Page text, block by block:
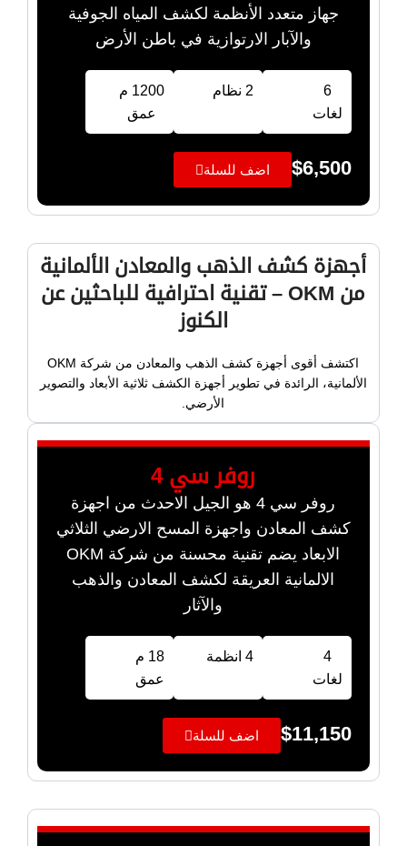
جهاز متعدد الأنظمة لكشف المياه الجوفية
والآبار الارتوازية في باطن الأرض
6
لغات
2 نظام
1200 م
عمق
$6,500 اضف للسلة
أجهزة كشف الذهب والمعادن الألمانية
من OKM – تقنية احترافية للباحثين عن
الكنوز
اكتشف أقوى أجهزة كشف الذهب والمعادن من شركة OKM
الألمانية، الرائدة في تطوير أجهزة الكشف ثلاثية الأبعاد والتصوير
الأرضي.
روفر سي 4
روفر سي 4 هو الجيل الاحدث من اجهزة
كشف المعادن واجهزة المسح الارضي الثلاثي
الابعاد يضم تقنية محسنة من شركة OKM
الالمانية العريقة لكشف المعادن والذهب
والآثار
4
لغات
4 انظمة
18 م
عمق
$11,150 اضف للسلة